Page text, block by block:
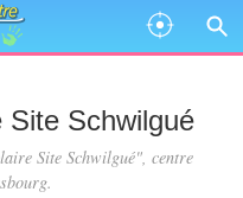
Site Schwilgué
Site Schwilgué", centre